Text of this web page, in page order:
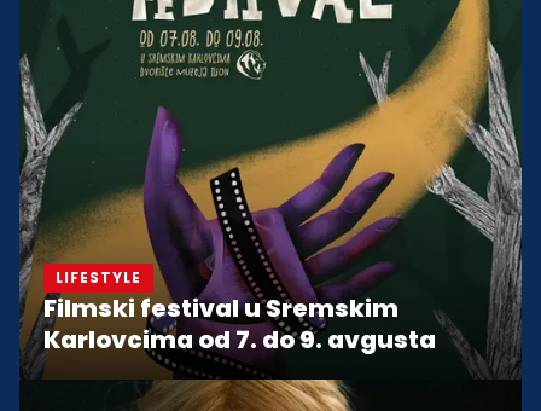
LIFESTYLE
Filmski festival u Sremskim
Karlovcima od 7. do 9. avgusta